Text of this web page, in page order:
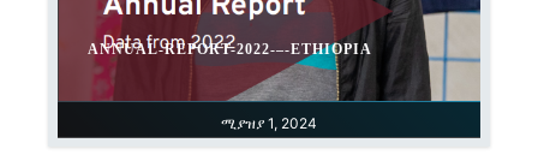
ሚያዝያ 1, 2024
ANNUAL-REPORT-2022-–-ETHIOPIA